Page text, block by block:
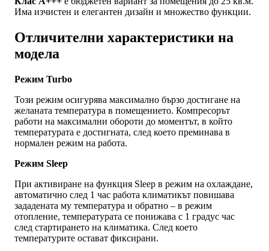
Има изчистен и елегантен дизайн и множество функции.
Отличителни характеристики на
модела
Режим Turbo
Този режим осигурява максимално бързо достигане на
желаната температура в помещението. Компресорът
работи на максимални обороти до моментът, в който
температурата е достигната, след което преминава в
нормален режим на работа.
Режим Sleep
При активиране на функция Sleep в режим на охлаждане,
автоматично след 1 час работа климатикът повишава
зададената му температура и обратно – в режим
отопление, температурата се понижава с 1 градус час
след стартирането на климатика. След което
температурите остават фиксирани.